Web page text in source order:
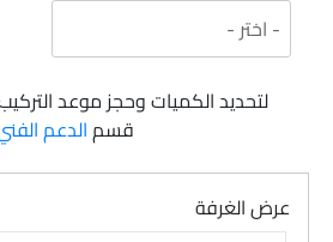
لتحديد الكميات وحجز موعد
قسمالدعم
عرض الغرفة